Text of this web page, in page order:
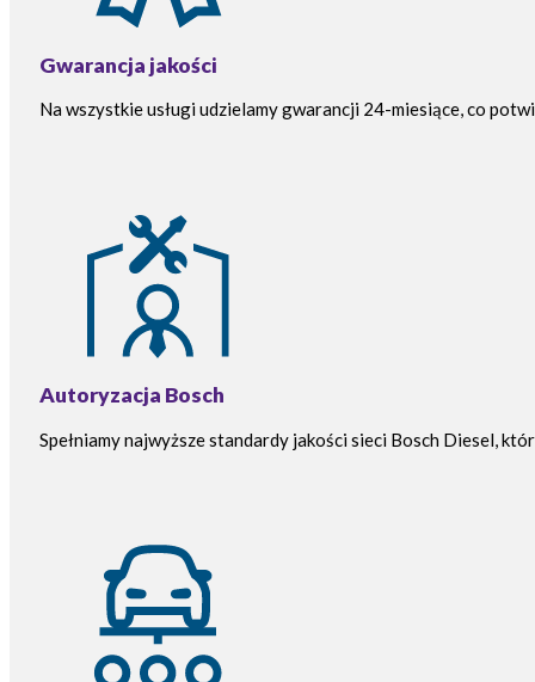
Gwarancja jakości
Na wszystkie usługi udzielamy gwarancji 24-miesiące, co
Autoryzacja Bosch
Spełniamy najwyższe standardy jakości sieci Bosch Diesel,